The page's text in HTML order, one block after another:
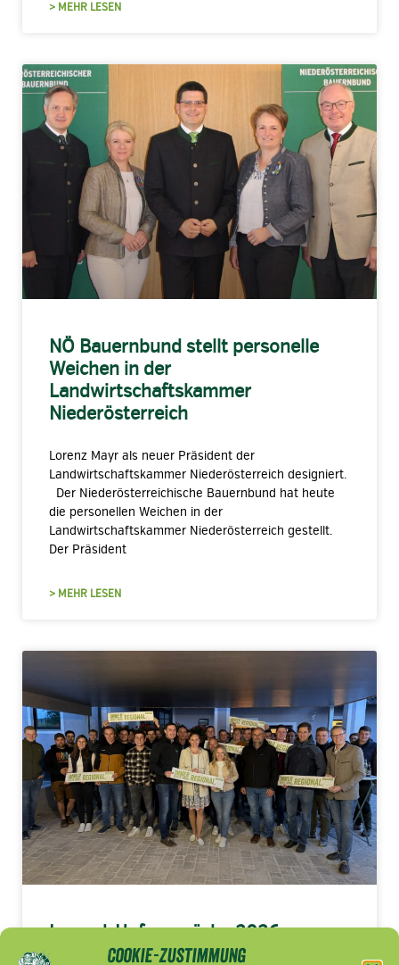
Cookie-Zustimmung
> MEHR LESEN
NÖ Bauernbund stellt personelle
Weichen in der
Landwirtschaftskammer
Niederösterreich
Lorenz Mayr als neuer Präsident der
Landwirtschaftskammer Niederösterreich designiert.
Der Niederösterreichische Bauernbund hat heute
die personellen Weichen in der
Landwirtschaftskammer Niederösterreich gestellt.
Der Präsident
> MEHR LESEN
Jugend-Hofgespräche 2026